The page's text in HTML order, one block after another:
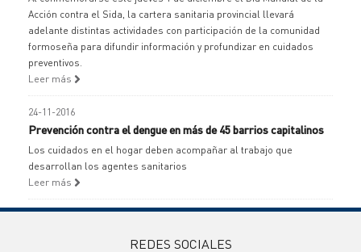
Acción contra el Sida, la cartera sanitaria provincial llevará
adelante distintas actividades con participación de la comunidad
formoseña para difundir información y profundizar en cuidados
preventivos.
Leer más
24-11-2016
Prevención contra el dengue en más de 45 barrios capitalinos
Los cuidados en el hogar deben acompañar al trabajo que
desarrollan los agentes sanitarios
Leer más
REDES SOCIALES